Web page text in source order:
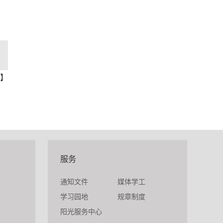
】
服务
通知文件
媒体学工
学习园地
规章制度
阳光服务中心